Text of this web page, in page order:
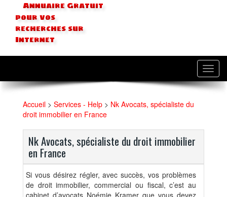
Annuaire Gratuit
pour vos
recherches sur
Internet
Accueil > Services - Help > Nk Avocats, spécialiste du
droit immobilier en France
Nk Avocats, spécialiste du droit immobilier
en France
Si vous désirez régler, avec succès, vos problèmes
de droit immobilier, commercial ou fiscal, c’est au